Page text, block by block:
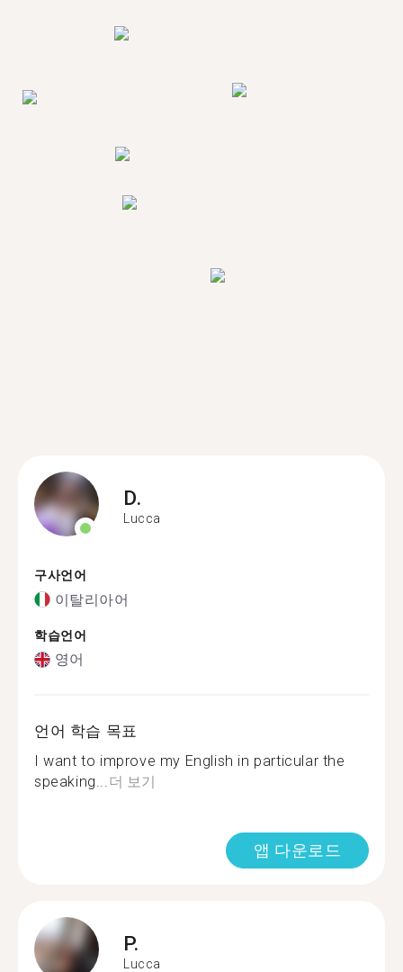
D.
Lucca
구사언어
이탈리아어
학습언어
영어
언어 학습 목표
I want to improve my English in particular the
speaking...더 보기
앱 다운로드
P.
Lucca